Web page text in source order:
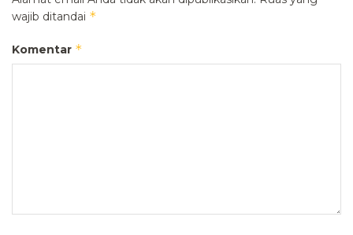
wajib ditandai *
Komentar *